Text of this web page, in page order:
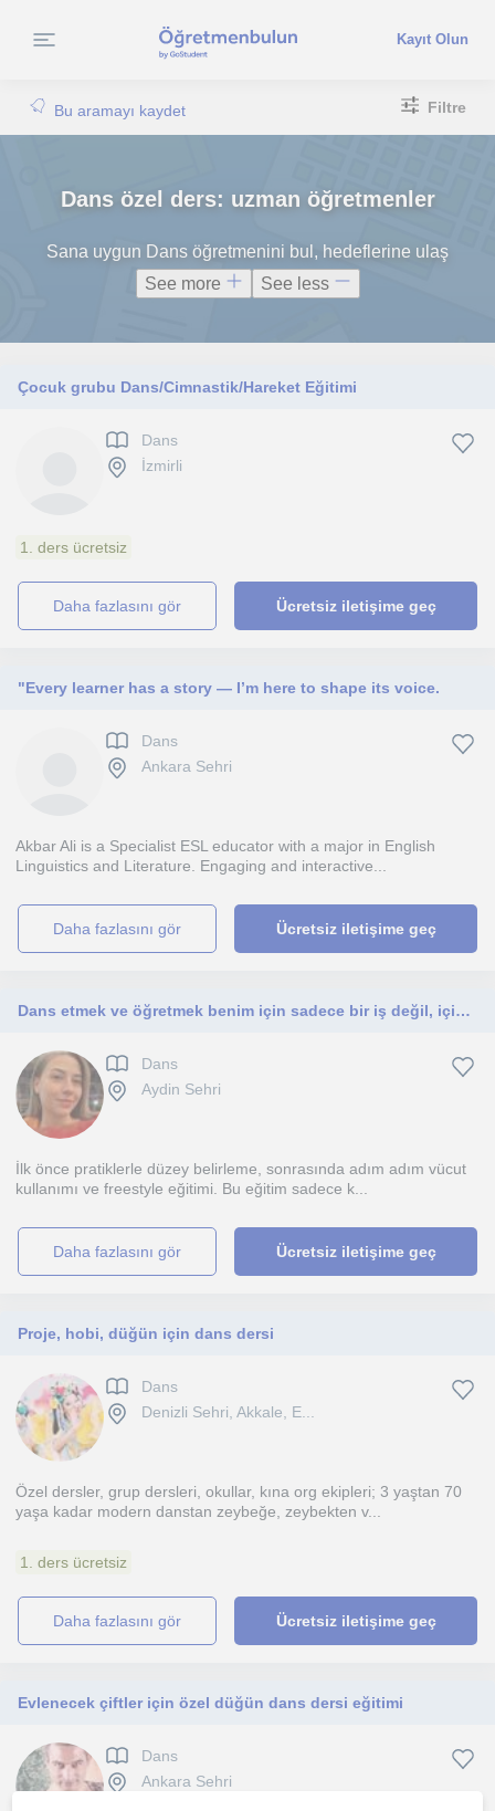
Kayıt Olun
Bu aramayı kaydet Filtre
Dans özel ders: uzman öğretmenler
Sana uygun Dans öğretmenini bul, hedeflerine ulaş
See more
See less
Çocuk grubu Dans/Cimnastik/Hareket Eğitimi
Dans
İzmirli
1. ders ücretsiz
daha fazlasını gör Ücretsiz iletişime geç
"Every learner has a story — I’m here to shape its voice.
Dans
Ankara Sehri
Akbar Ali is a Specialist ESL educator with a major in English
Linguistics and Literature. Engaging and interactive...
daha fazlasını gör Ücretsiz iletişime geç
Dans etmek ve öğretmek benim için sadece bir iş değil, içimden gelen bir tutku. Her öğrencimin kendi ritmi olduğuna inanırım.
Dans
Aydin Sehri
İlk önce pratiklerle düzey belirleme, sonrasında adım adım vücut
kullanımı ve freestyle eğitimi. Bu eğitim sadece k...
daha fazlasını gör Ücretsiz iletişime geç
Proje, hobi, düğün için dans dersi
Dans
Denizli Sehri, Akkale, E...
Özel dersler, grup dersleri, okullar, kına org ekipleri; 3 yaştan 70
yaşa kadar modern danstan zeybeğe, zeybekten v...
1. ders ücretsiz
daha fazlasını gör Ücretsiz iletişime geç
Evlenecek çiftler için özel düğün dans dersi eğitimi
Dans
Ankara Sehri